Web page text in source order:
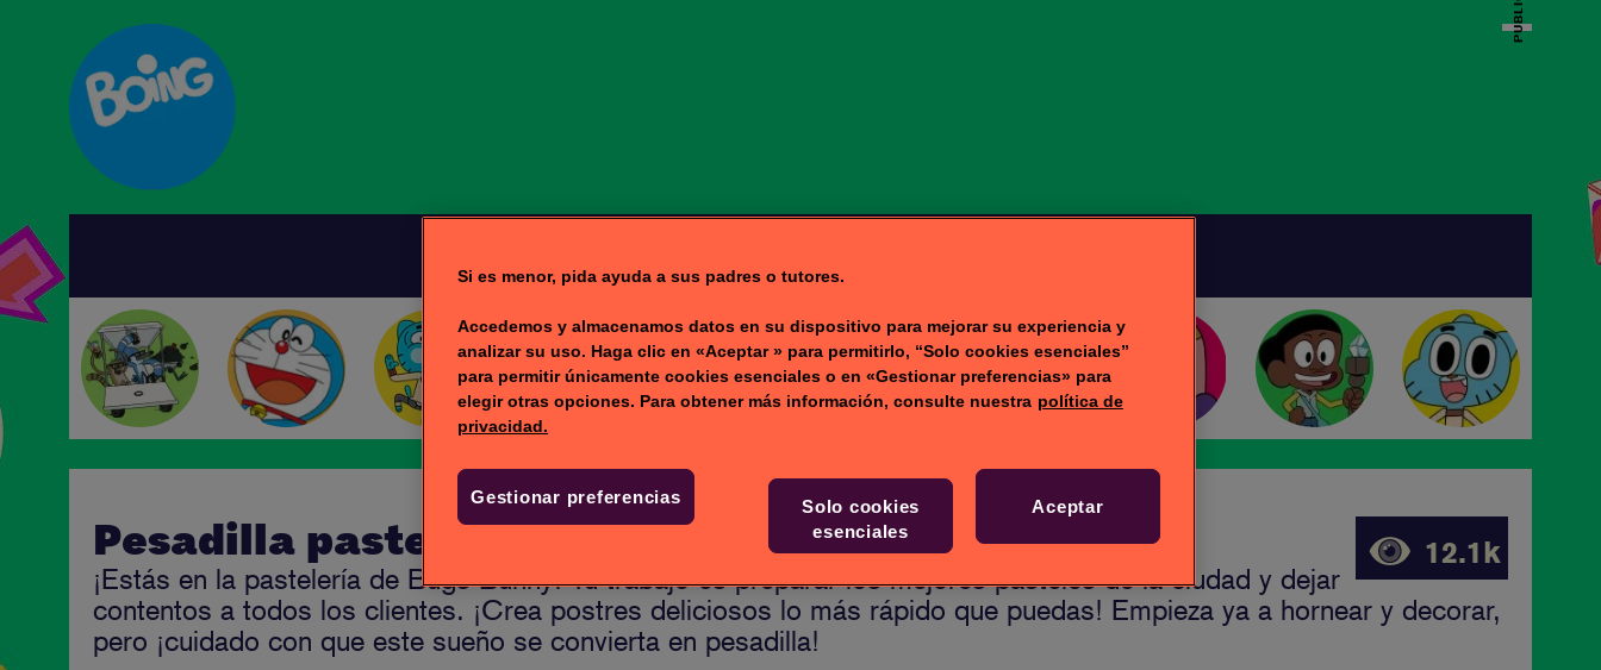
12.1k
Pesadilla pastelera
¡Estás en la pastelería de Bugs Bunny! Tu trabajo es preparar los mejores pasteles de la ciudad y dejar
contentos a todos los clientes. ¡Crea postres deliciosos lo más rápido que puedas! Empieza ya a hornear y decorar,
pero ¡cuidado con que este sueño se convierta en pesadilla!
Si es menor, pida ayuda a sus padres o tutores.
Accedemos y almacenamos datos en su dispositivo para mejorar su experiencia y
analizar su uso. Haga clic en «Aceptar » para permitirlo, “Solo cookies esenciales”
para permitir únicamente cookies esenciales o en «Gestionar preferencias» para
elegir otras opciones. Para obtener más información, consulte nuestra política de
privacidad.
Gestionar preferencias
Solo cookies
esenciales
Aceptar